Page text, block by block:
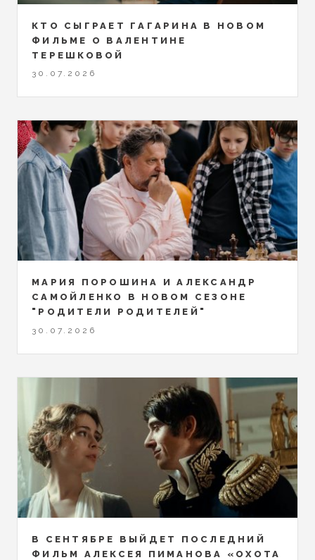
КТО СЫГРАЕТ ГАГАРИНА В НОВОМ
ФИЛЬМЕ О ВАЛЕНТИНЕ
ТЕРЕШКОВОЙ
30.07.2026
МАРИЯ ПОРОШИНА И АЛЕКСАНДР
САМОЙЛЕНКО В НОВОМ СЕЗОНЕ
"РОДИТЕЛИ РОДИТЕЛЕЙ"
30.07.2026
В СЕНТЯБРЕ ВЫЙДЕТ ПОСЛЕДНИЙ
ФИЛЬМ АЛЕКСЕЯ ПИМАНОВА «ОХОТА